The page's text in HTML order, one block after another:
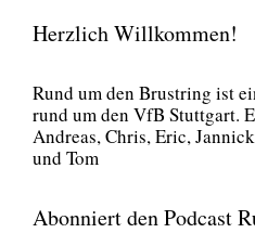
Herzlich Willkommen!
Rund um den Brust­ring ist
rund um den VfB Stutt­gart.
Andre­as, Chris, Eric,
und Tom
Abonniert den Podcast